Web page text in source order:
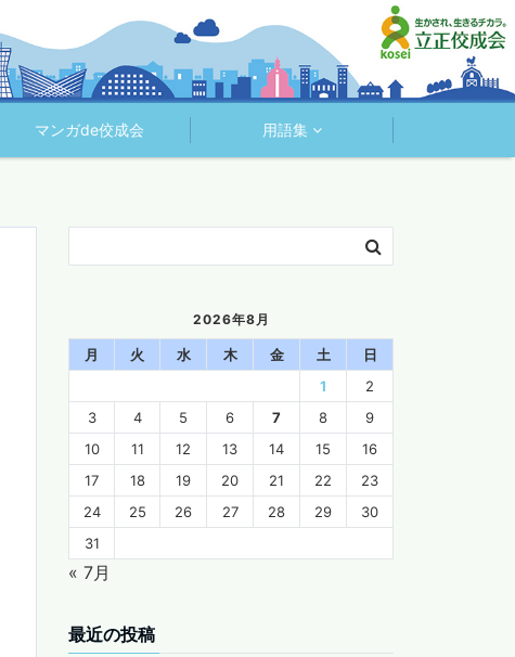
マンガde佼成会 用語集
2026年8月
月 火 水 木 金 土
日
1
2
3
4 5 6 7 8
9
10
11 12 13 14 15
16
17
18 19 20 21 22
23
24
25 26 27 28 29
30
31
« 7月
最近の投稿